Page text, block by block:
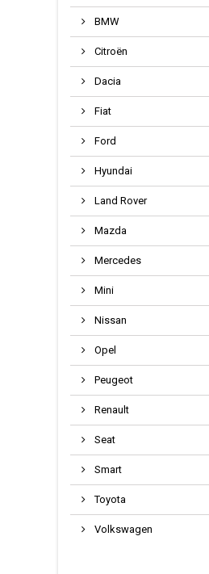
BMW
Citroën
Dacia
Fiat
Ford
Hyundai
Land Rover
Mazda
Mercedes
Mini
Nissan
Opel
Peugeot
Renault
Seat
Smart
Toyota
Volkswagen